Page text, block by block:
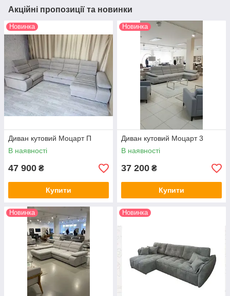
Акційні пропозиції та новинки
Новинка
Диван кутовий Моцарт П
В наявності
47 900 ₴
Купити
Новинка
Диван кутовий Моцарт 3
В наявності
37 200 ₴
Купити
Новинка Новинка